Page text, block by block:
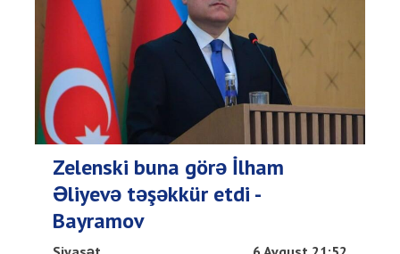
Zelenski buna görə İlham
Əliyevə təşəkkür etdi -
Bayramov